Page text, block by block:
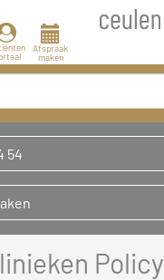
Afspraak
maken
54
Policy